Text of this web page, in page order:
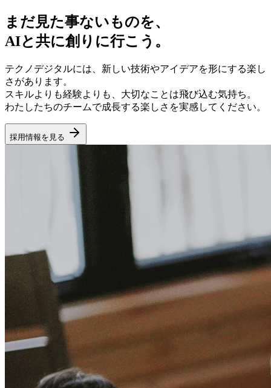
まだ見た事ないものを、
AIと共に創りに行こう。
テクノデジタルには、新しい技術やアイデアを形にする楽し
さがあります。
スキルよりも経験よりも、大切なことは飛び込む気持ち。
わたしたちのチームで成長する楽しさを実感してください。
採用情報を見る